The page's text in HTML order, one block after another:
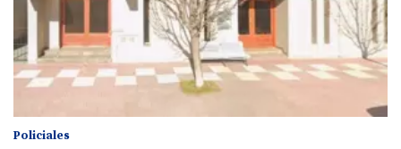
Policiales